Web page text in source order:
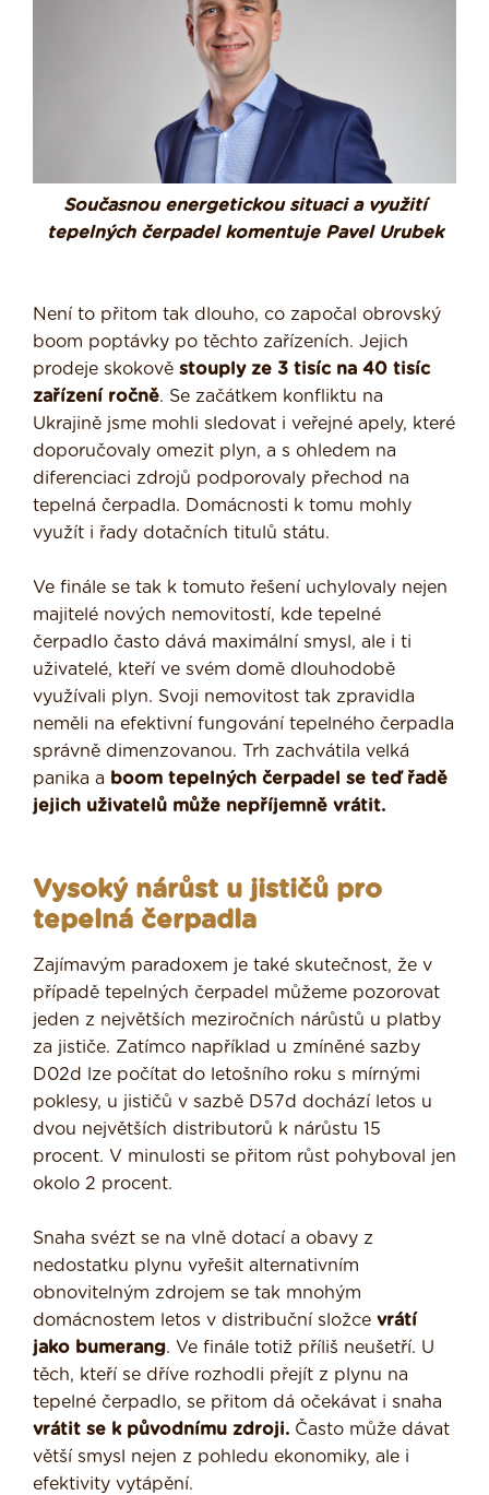
Současnou energetickou situaci a využití
tepelných čerpadel komentuje Pavel Urubek
Není to přitom tak dlouho, co započal obrovský
boom poptávky po těchto zařízeních. Jejich
prodeje skokově stouply ze 3 tisíc na 40 tisíc
zařízení ročně. Se začátkem konfliktu na
Ukrajině jsme mohli sledovat i veřejné apely, které
doporučovaly omezit plyn, a s ohledem na
diferenciaci zdrojů podporovaly přechod na
tepelná čerpadla. Domácnosti k tomu mohly
využít i řady dotačních titulů státu.
Ve finále se tak k tomuto řešení uchylovaly nejen
majitelé nových nemovitostí, kde tepelné
čerpadlo často dává maximální smysl, ale i ti
uživatelé, kteří ve svém domě dlouhodobě
využívali plyn. Svoji nemovitost tak zpravidla
neměli na efektivní fungování tepelného čerpadla
správně dimenzovanou. Trh zachvátila velká
panika a boom tepelných čerpadel se teď řadě
jejich uživatelů může nepříjemně vrátit.
Vysoký nárůst u jističů pro
tepelná čerpadla
Zajímavým paradoxem je také skutečnost, že v
případě tepelných čerpadel můžeme pozorovat
jeden z největších meziročních nárůstů u platby
za jističe. Zatímco například u zmíněné sazby
D02d lze počítat do letošního roku s mírnými
poklesy, u jističů v sazbě D57d dochází letos u
dvou největších distributorů k nárůstu 15
procent. V minulosti se přitom růst pohyboval jen
okolo 2 procent.
Snaha svézt se na vlně dotací a obavy z
nedostatku plynu vyřešit alternativním
obnovitelným zdrojem se tak mnohým
domácnostem letos v distribuční složce vrátí
jako bumerang. Ve finále totiž příliš neušetří. U
těch, kteří se dříve rozhodli přejít z plynu na
tepelné čerpadlo, se přitom dá očekávat i snaha
vrátit se k původnímu zdroji. Často může dávat
větší smysl nejen z pohledu ekonomiky, ale i
efektivity vytápění.